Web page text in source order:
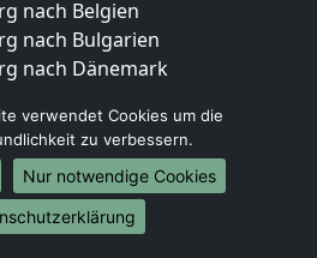
nach Belgien
nach Bulgarien
nach Dänemark
nach Portugal
nach Bosnien
nach Irland
nach Lettland
verwendet Cookies um die
zu verbessern.
Nur notwendige Cookies